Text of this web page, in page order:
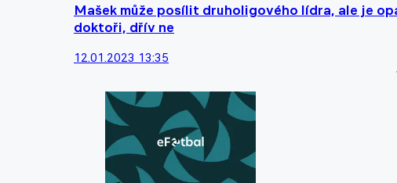
Mašek může posílit druholigového lídra, ale je
doktoři, dřív ne
12.01.2023 13:35